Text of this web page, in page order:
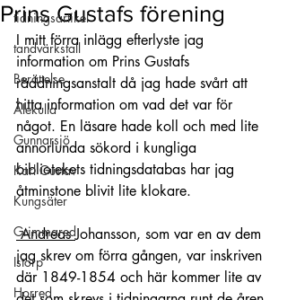
tidningsartikel
tandvärkstall
Berättelse
Älekulla
Gunnarsjö
Karl Gustav
Kungsäter
Grimmared
Istorp
Horred
Prins Gustafs förening
I mitt förra inlägg efterlyste jag
information om Prins Gustafs
räddningsanstalt då jag hade svårt att
hitta information om vad det var för
något. En läsare hade koll och med lite
annorlunda sökord i kungliga
bibliotekets tidningsdatabas har jag
åtminstone blivit lite klokare.
Andreas Johansson, som var en av dem
jag skrev om förra gången, var inskriven
där 1849-1854 och här kommer lite av